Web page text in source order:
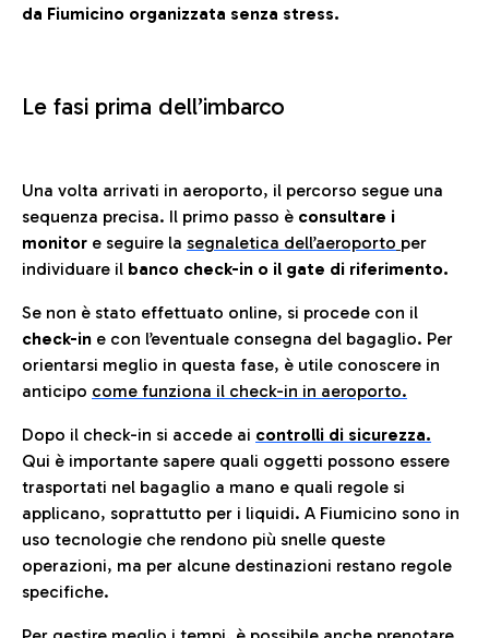
da Fiumicino organizzata senza stress.
Le fasi prima dell’imbarco
Una volta arrivati in aeroporto, il percorso segue una
sequenza precisa. Il primo passo è consultare i
monitor e seguire la segnaletica dell’aeroporto per
individuare il banco check-in o il gate di riferimento.
Se non è stato effettuato online, si procede con il
check-in e con l’eventuale consegna del bagaglio. Per
orientarsi meglio in questa fase, è utile conoscere in
anticipo come funziona il check-in in aeroporto.
Dopo il check-in si accede ai controlli di sicurezza.
Qui è importante sapere quali oggetti possono essere
trasportati nel bagaglio a mano e quali regole si
applicano, soprattutto per i liquidi. A Fiumicino sono in
uso tecnologie che rendono più snelle queste
operazioni, ma per alcune destinazioni restano regole
specifiche.